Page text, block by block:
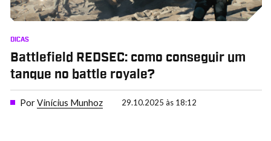
DICAS
Battlefield REDSEC: como conseguir um
tanque no battle royale?
PorVinícius Munhoz 29.10.2025 às 18:12